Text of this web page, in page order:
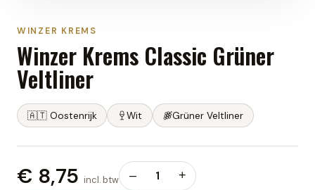
WINZER KREMS
Winzer Krems Classic Grüner
Veltliner
🇦🇹 Oostenrijk Wit Grüner Veltliner
€ 8,75 incl. btw – 1 +